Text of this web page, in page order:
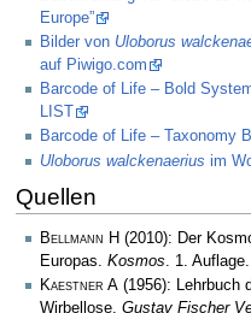
Europe”
Bilder von Uloborus
auf Piwigo.com
Barcode of Life – Bold
LIST
Barcode of Life – Taxonomy
Uloborus walckenaerius im
Quellen
Bellmann H (2010): Der
Europas. Kosmos. 1.
Kaestner A (1956): Lehrbuch
Wirbellose. Gustav Fischer